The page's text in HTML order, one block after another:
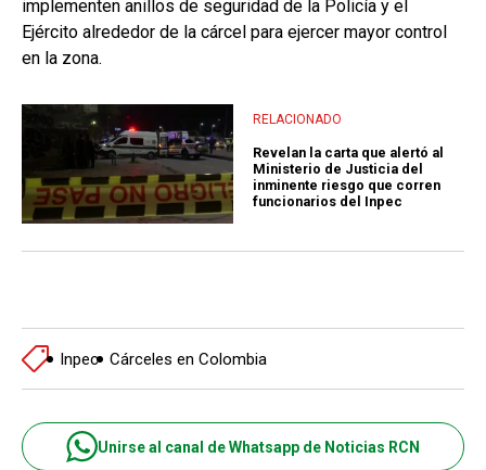
implementen anillos de seguridad de la Policía y el
Ejército alrededor de la cárcel para ejercer mayor control
en la zona.
RELACIONADO
Revelan la carta que alertó al
Ministerio de Justicia del
inminente riesgo que corren
funcionarios del Inpec
Inpec Cárceles en Colombia
Unirse al canal de Whatsapp de Noticias RCN